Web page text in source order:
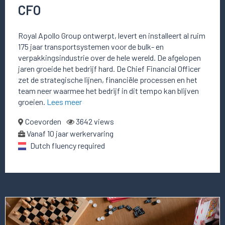
CFO
Royal Apollo Group ontwerpt, levert en installeert al ruim
175 jaar transportsystemen voor de bulk- en
verpakkingsindustrie over de hele wereld. De afgelopen
jaren groeide het bedrijf hard. De Chief Financial Officer
zet de strategische lijnen, financiële processen en het
team neer waarmee het bedrijf in dit tempo kan blijven
groeien. Lees meer
Coevorden
3642 views
Vanaf 10 jaar werkervaring
Dutch fluency required
Lees
meer